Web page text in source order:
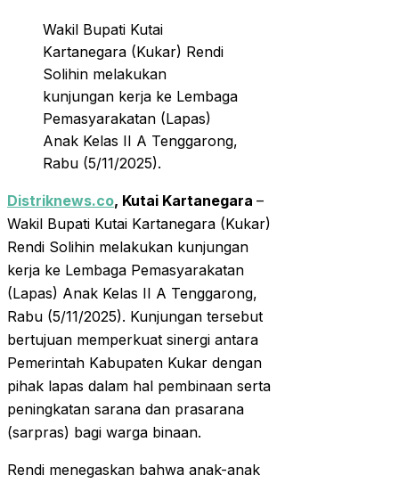
Wakil Bupati Kutai
Kartanegara (Kukar) Rendi
Solihin melakukan
kunjungan kerja ke Lembaga
Pemasyarakatan (Lapas)
Anak Kelas II A Tenggarong,
Rabu (5/11/2025).
Distriknews.co, Kutai Kartanegara –
Wakil Bupati Kutai Kartanegara (Kukar)
Rendi Solihin melakukan kunjungan
kerja ke Lembaga Pemasyarakatan
(Lapas) Anak Kelas II A Tenggarong,
Rabu (5/11/2025). Kunjungan tersebut
bertujuan memperkuat sinergi antara
Pemerintah Kabupaten Kukar dengan
pihak lapas dalam hal pembinaan serta
peningkatan sarana dan prasarana
(sarpras) bagi warga binaan.
Rendi menegaskan bahwa anak-anak